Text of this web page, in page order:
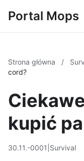
Portal Mops
Strona główna /
cord?
kupić
30.11.-0001 Survival